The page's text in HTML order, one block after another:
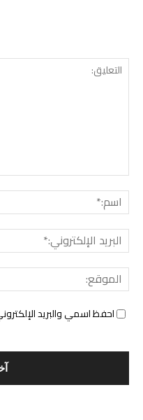
احفظ اسمي والبريد